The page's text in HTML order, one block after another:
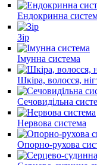
Ендокринна
Зір
Імунна система
Шкіра, волосся,
Сечовидільна
Нервова система
Опорно-рухова